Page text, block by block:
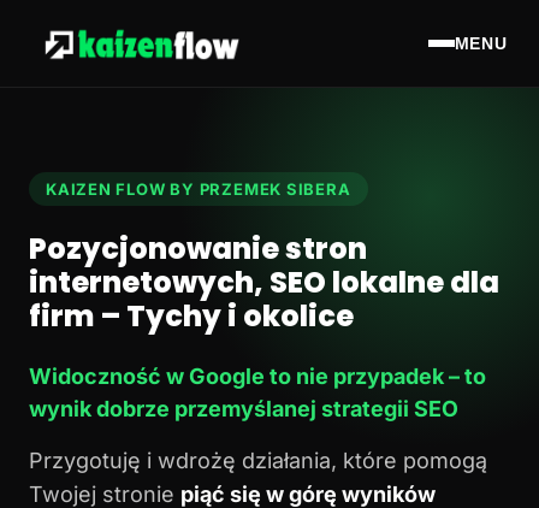
MENU
KAIZEN FLOW BY PRZEMEK SIBERA
Pozycjonowanie stron
internetowych, SEO lokalne dla
firm – Tychy i okolice
Widoczność w Google to nie przypadek – to
wynik dobrze przemyślanej strategii SEO
Przygotuję i wdrożę działania, które pomogą
Twojej stronie piąć się w górę wyników